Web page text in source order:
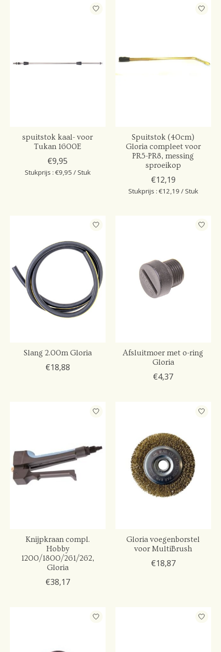
spuitstok kaal- voor
Tukan 1600E
€9,95
Stukprijs : €9,95 / Stuk
Spuitstok (40cm)
Gloria compleet voor
PR5-PR8, messing
sproeikop
€12,19
Stukprijs : €12,19 / Stuk
Slang 2.00m Gloria
€18,88
Afsluitmoer met o-ring
Gloria
€4,37
Knijpkraan compl.
Hobby
1200/1800/261/262,
Gloria
€38,17
Gloria voegenborstel
voor MultiBrush
€18,87